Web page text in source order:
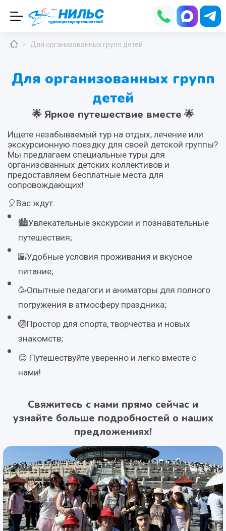
Для организованных групп детей
Для организованных групп
детей
🌟 Яркое путешествие вместе 🌟
Ищете незабываемый тур на отдых, лечение или
экскурсионную поездку для своей детской группы?
Мы предлагаем специальные туры для
организованных детских коллективов и
предоставляем бесплатные места для
сопровождающих!
🎈Вас ждут:
🏙️Увлекательные экскурсии и познавательные
путешествия;
🌇Удобные условия проживания и вкусное
питание;
🥳Опытные педагоги и аниматоры для полного
погружения в атмосферу праздника;
🏐Простор для спорта, творчества и новых
знакомств;
😊 Путешествуйте уверенно и легко вместе с
нами!
Свяжитесь с нами прямо сейчас и
узнайте больше подробностей о наших
предложениях!